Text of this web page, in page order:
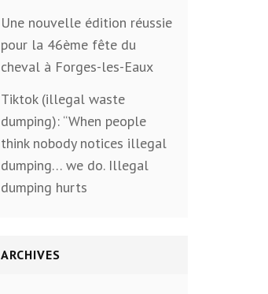
Une nouvelle édition réussie
pour la 46ème fête du
cheval à Forges-les-Eaux
Tiktok (illegal waste
dumping): “When people
think nobody notices illegal
dumping… we do. Illegal
dumping hurts
ARCHIVES